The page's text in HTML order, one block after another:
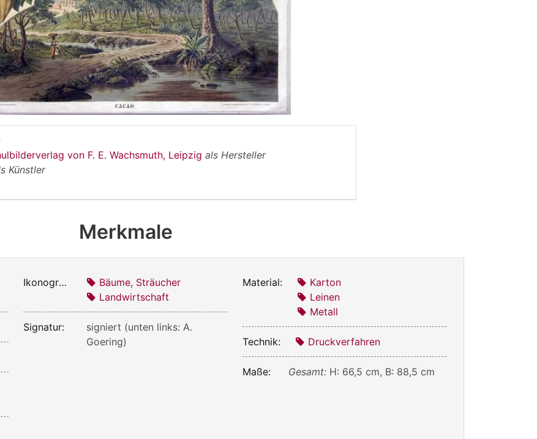
von F. E. Wachsmuth, Leipzig als Hersteller
Künstler
Merkmale
Ikonografie:
Bäume, Sträucher
Landwirtschaft
Signatur:
signiert (unten links: A.
Goering)
Material:
Karton
Leinen
Metall
Technik: Druckverfahren
Maße: Gesamt: H: 66,5 cm, B: 88,5 cm